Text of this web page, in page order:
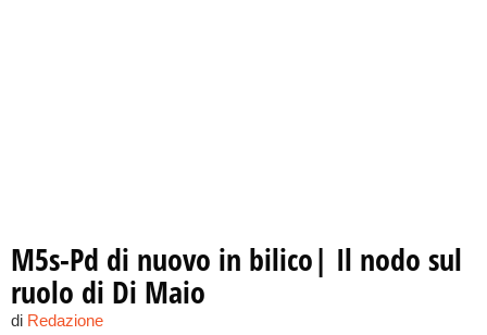
M5s-Pd di nuovo in bilico| Il nodo sul
ruolo di Di Maio
di Redazione